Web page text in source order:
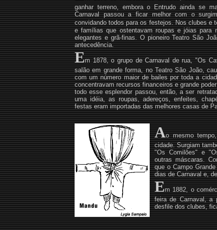
ganhar terreno, embora o Entrudo ainda se
Carnaval passou a ficar melhor com o
convidando todos para os festejos. Nos clubes e
e famílias que ostentavam roupas e jóias para
elegantes e grã-finas. O pioneiro Teatro São
antecedência.
Em 1878, o grupo de Carnaval de rua, "Os
salão em grande forma, no Teatro São João,
com um número maior de bailes por toda a
concentravam recursos financeiros e grande
todo esse esplendor passou, então, a ser
uma idéia, as roupas, adereços, enfeites,
festas eram importadas das melhores casas de
Ao mesmo
cidade. Surgiam
"Os Comilões" e
outras máscaras.
que o Campo
dias de Carnaval e,
Em 1882, o
feira de Carnaval, a
desfile dos clubes,